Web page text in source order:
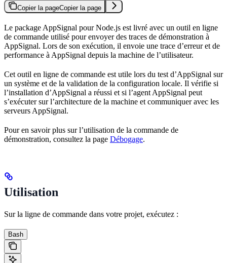
Copier la pageCopier la page
Le package AppSignal pour Node.js est livré avec un outil en ligne
de commande utilisé pour envoyer des traces de démonstration à
AppSignal. Lors de son exécution, il envoie une trace d’erreur et de
performance à AppSignal depuis la machine de l’utilisateur.
Cet outil en ligne de commande est utile lors du test d’AppSignal sur
un système et de la validation de la configuration locale. Il vérifie si
l’installation d’AppSignal a réussi et si l’agent AppSignal peut
s’exécuter sur l’architecture de la machine et communiquer avec les
serveurs AppSignal.
Pour en savoir plus sur l’utilisation de la commande de
démonstration, consultez la page Débogage.
Utilisation
Sur la ligne de commande dans votre projet, exécutez :
Bash